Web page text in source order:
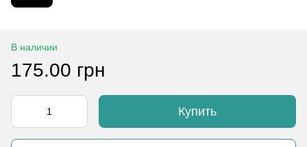
В наличии
175.00 грн
Купить